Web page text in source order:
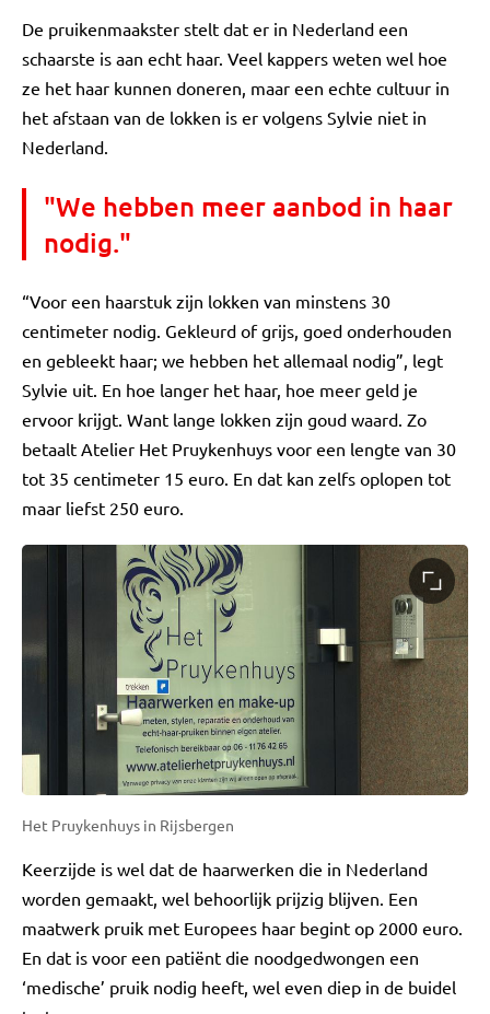
De pruikenmaakster stelt dat er in Nederland een
schaarste is aan echt haar. Veel kappers weten wel hoe
ze het haar kunnen doneren, maar een echte cultuur in
het afstaan van de lokken is er volgens Sylvie niet in
Nederland.
"We hebben meer aanbod in haar
nodig."
“Voor een haarstuk zijn lokken van minstens 30
centimeter nodig. Gekleurd of grijs, goed onderhouden
en gebleekt haar; we hebben het allemaal nodig”, legt
Sylvie uit. En hoe langer het haar, hoe meer geld je
ervoor krijgt. Want lange lokken zijn goud waard. Zo
betaalt Atelier Het Pruykenhuys voor een lengte van 30
tot 35 centimeter 15 euro. En dat kan zelfs oplopen tot
maar liefst 250 euro.
Het Pruykenhuys in Rijsbergen
Keerzijde is wel dat de haarwerken die in Nederland
worden gemaakt, wel behoorlijk prijzig blijven. Een
maatwerk pruik met Europees haar begint op 2000 euro.
En dat is voor een patiënt die noodgedwongen een
‘medische’ pruik nodig heeft, wel even diep in de buidel